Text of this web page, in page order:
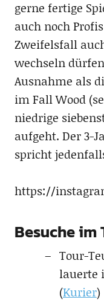
gerne fertige
auch noch
Zweifelsfall
wechseln
Ausnahme als
im Fall Wood
niedrige
aufgeht. Der 3-
spricht
https://
Besuche
Tour-
lauerte
(Kurier)